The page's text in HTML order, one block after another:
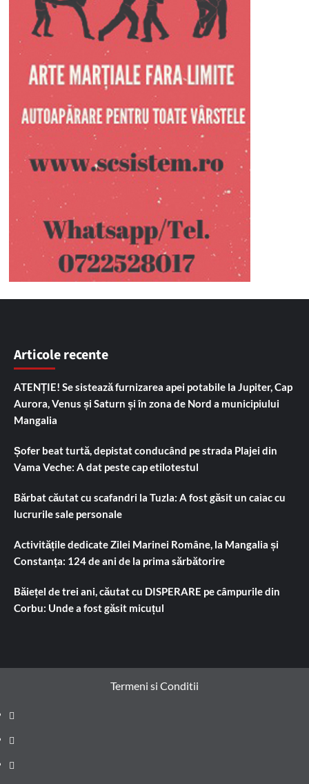
Articole recente
ATENȚIE! Se sistează furnizarea apei potabile la Jupiter, Cap
Aurora, Venus și Saturn și în zona de Nord a municipiului
Mangalia
Șofer beat turtă, depistat conducând pe strada Plajei din
Vama Veche: A dat peste cap etilotestul
Bărbat căutat cu scafandri la Tuzla: A fost găsit un caiac cu
lucrurile sale personale
Activitățile dedicate Zilei Marinei Române, la Mangalia și
Constanța: 124 de ani de la prima sărbătorire
Băiețel de trei ani, căutat cu DISPERARE pe câmpurile din
Corbu: Unde a fost găsit micuțul
Termeni si Conditii
Prima
pagină
Știri
de
Administrație